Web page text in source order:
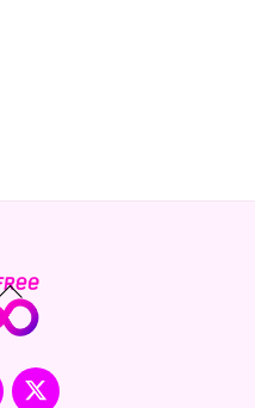
Back
To
Facebook
X